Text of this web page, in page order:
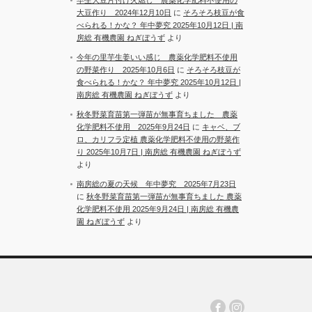
大豆作り 2024年12月10日 に そろそろ枝豆が食
べられる！かな？ 年中夢究 2025年10月12日 | 南
房総 有機農園 ねぎぼうず より
今年の里芋生姜いい感じ 農薬化学肥料不使用
の野菜作り 2025年10月6日 に そろそろ枝豆が
食べられる！かな？ 年中夢究 2025年10月12日 |
南房総 有機農園 ねぎぼうず より
秋冬野菜育苗第一弾苗が無事育ちました 農薬
化学肥料不使用 2025年9月24日 に キャベ、ブ
ロ、カリフラ定植 農薬化学肥料不使用の野菜作
り 2025年10月7日 | 南房総 有機農園 ねぎぼうず
より
南房総の夏の天候 年中夢究 2025年7月23日
に 秋冬野菜育苗第一弾苗が無事育ちました 農薬
化学肥料不使用 2025年9月24日 | 南房総 有機農
園 ねぎぼうず より